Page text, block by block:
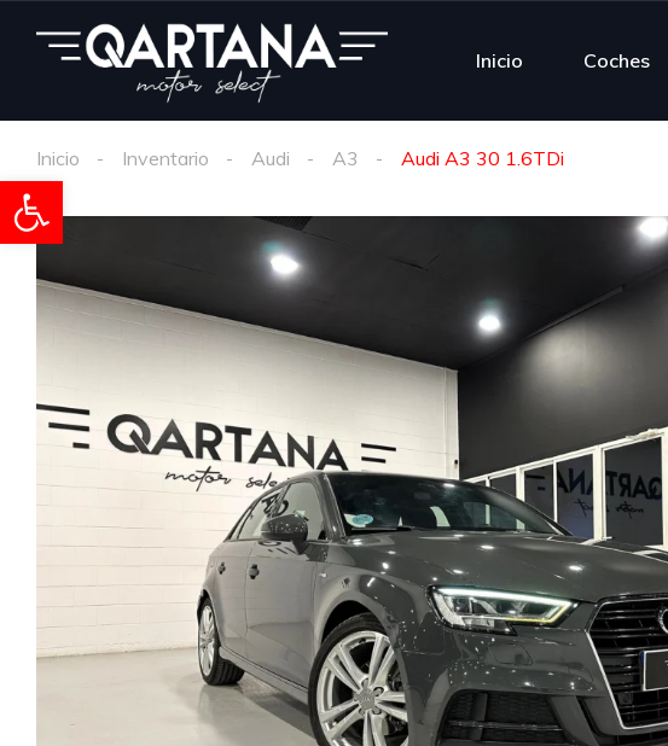
Abrir barra de herramientas
Inicio Coches
Inicio Inventario Audi A3 Audi A3 30 1.6TDi